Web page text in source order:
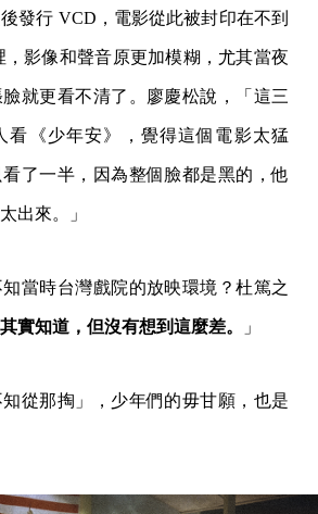
發行 VCD，電影從此被封印在不到
，影像和聲音原更加模糊，尤其當夜
就更看不清了。廖慶松說，「這三
看《少年安》，覺得這個電影太猛
了一半，因為整個臉都是黑的，他
出來。」
當時台灣戲院的放映環境？杜篤之
實知道，但沒有想到這麼差。 」
知從那掏」，少年們的毋甘願，也是